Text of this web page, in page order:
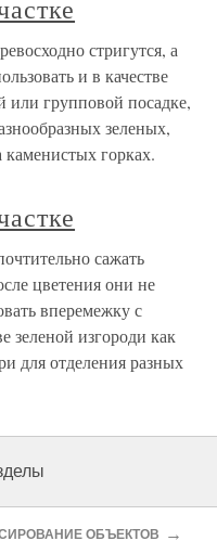
стригутся, а
и в качестве
или групповой посадке,
зеленых,
горках.
сажать
цветения они не
вперемежку с
зеленой изгороди как
для отделения разных
ОБЪЕКТОВ →